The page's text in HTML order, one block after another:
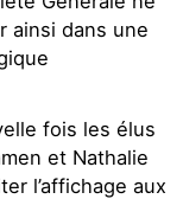
ainsi dans une
fois les élus
et Nathalie
l’affichage aux